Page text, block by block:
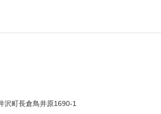
町長倉鳥井原1690-1